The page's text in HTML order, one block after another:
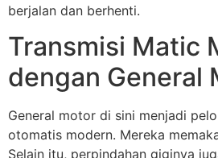
berjalan dan berhenti.
Transmisi Matic
dengan General
General motor di sini menjadi
otomatis modern. Mereka
Selain itu, perpindahan giginya